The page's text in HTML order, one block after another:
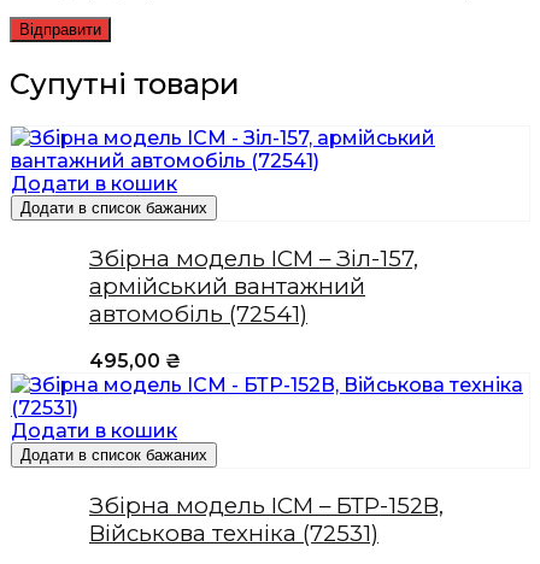
Супутні товари
Додати в кошик
Додати в список бажаних
Збірна модель ICM – Зіл-157,
армійський вантажний
автомобіль (72541)
495,00 ₴
Додати в кошик
Додати в список бажаних
Збірна модель ICM – БТР-152В,
Військова техніка (72531)